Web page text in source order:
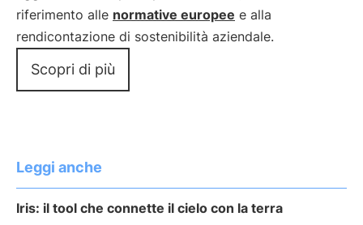
riferimento alle normative europee e alla
rendicontazione di sostenibilità aziendale.
Scopri di più
Leggi anche
Iris: il tool che connette il cielo con la terra